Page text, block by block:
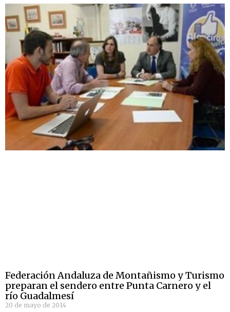
Federación Andaluza de Montañismo y Turismo
preparan el sendero entre Punta Carnero y el
río Guadalmesí
20 de mayo de 2014